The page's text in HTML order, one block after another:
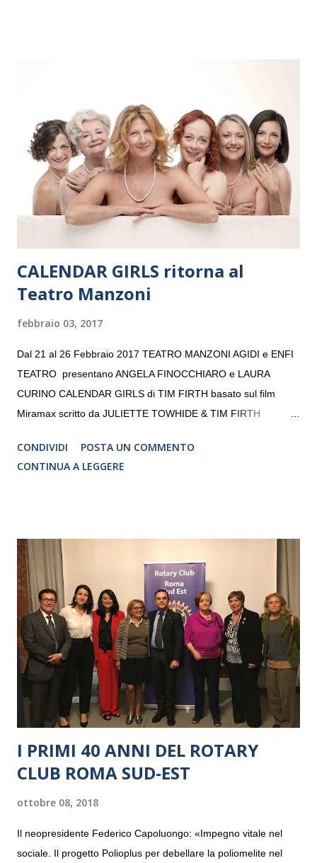
“Settembre dell’Accademia” dove si esibirà per il secondo anno
consecutivo. Il pubblico milanese avrà il piacere di applaudire i
giovani artisti della Baltic Sea Youth Philharmonic per la quarta
volta. L’orchestra, fondata nel 2008 da Kristjan Järvi (affiancato
da un prestigioso consiglio di consulent...
CALENDAR GIRLS ritorna al
Teatro Manzoni
febbraio 03, 2017
Dal 21 al 26 Febbraio 2017 TEATRO MANZONI AGIDI e ENFI
TEATRO presentano ANGELA FINOCCHIARO e LAURA
CURINO CALENDAR GIRLS di TIM FIRTH basato sul film
Miramax scritto da JULIETTE TOWHIDE & TIM FIRTH
CRISTINA PEZZOLI
CONDIVIDI
POSTA UN COMMENTO
CONTINUA A LEGGERE
I PRIMI 40 ANNI DEL ROTARY
CLUB ROMA SUD-EST
ottobre 08, 2018
Il neopresidente Federico Capoluongo: «Impegno vitale nel
sociale. Il progetto Polioplus per debellare la poliomelite nel